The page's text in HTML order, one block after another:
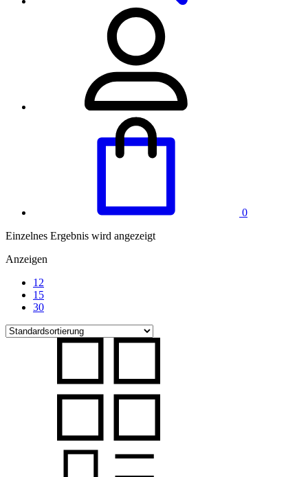
0
Einzelnes Ergebnis wird angezeigt
Anzeigen
12
15
30